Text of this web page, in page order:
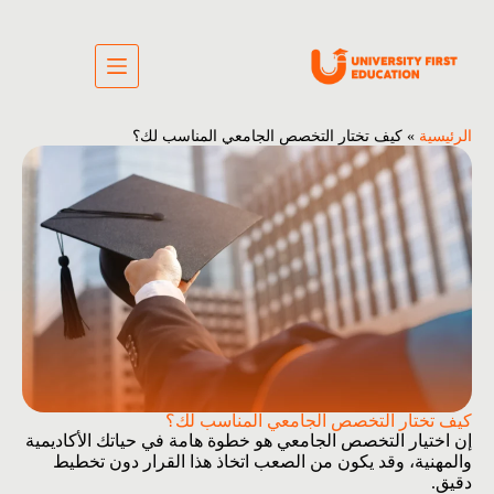
الرئيسية » كيف تختار التخصص الجامعي المناسب لك؟
كيف تختار التخصص الجامعي المناسب لك؟
إن اختيار التخصص الجامعي هو خطوة هامة في حياتك الأكاديمية
والمهنية، وقد يكون من الصعب اتخاذ هذا القرار دون تخطيط
دقيق.